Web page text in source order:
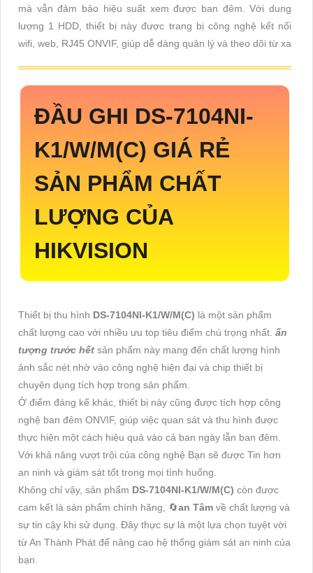
mà vẫn đảm bảo hiệu suất xem được ban đêm. Với dung
lượng 1 HDD, thiết bị này được trang bị công nghệ kết nối
wifi, web, RJ45 ONVIF, giúp dễ dàng quản lý và theo dõi từ xa
ĐẦU GHI DS-7104NI-
K1/W/M(C) GIÁ RẺ
SẢN PHẨM CHẤT
LƯỢNG CỦA
HIKVISION
Thiết bị thu hình DS-7104NI-K1/W/M(C) là một sản phẩm
chất lượng cao với nhiều ưu top tiêu điểm chú trọng nhất. ấn
tượng trước hết sản phẩm này mang đến chất lượng hình
ảnh sắc nét nhờ vào công nghệ hiện đại và chip thiết bị
chuyên dụng tích hợp trong sản phẩm.
Ở điểm đáng kể khác, thiết bị này cũng được tích hợp công
nghệ ban đêm ONVIF, giúp việc quan sát và thu hình được
thực hiện một cách hiệu quả vào cả ban ngày lẫn ban đêm.
Với khả năng vượt trội của công nghệ Bạn sẽ được Tin hơn
an ninh và giám sát tốt trong mọi tình huống.
Không chỉ vậy, sản phẩm DS-7104NI-K1/W/M(C) còn được
cam kết là sản phẩm chính hãng, 🔄an Tâm về chất lượng và
sự tin cậy khi sử dụng. Đây thực sự là một lựa chọn tuyệt vời
từ An Thành Phát để nâng cao hệ thống giám sát an ninh của
bạn.